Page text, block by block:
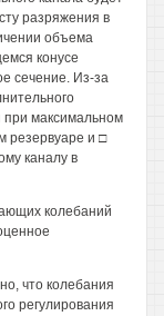
разряжения в
объема
конусе
сечение. Из-за
при максимальном
резервуаре и □
каналу в
колебаний
что колебания
регулирования